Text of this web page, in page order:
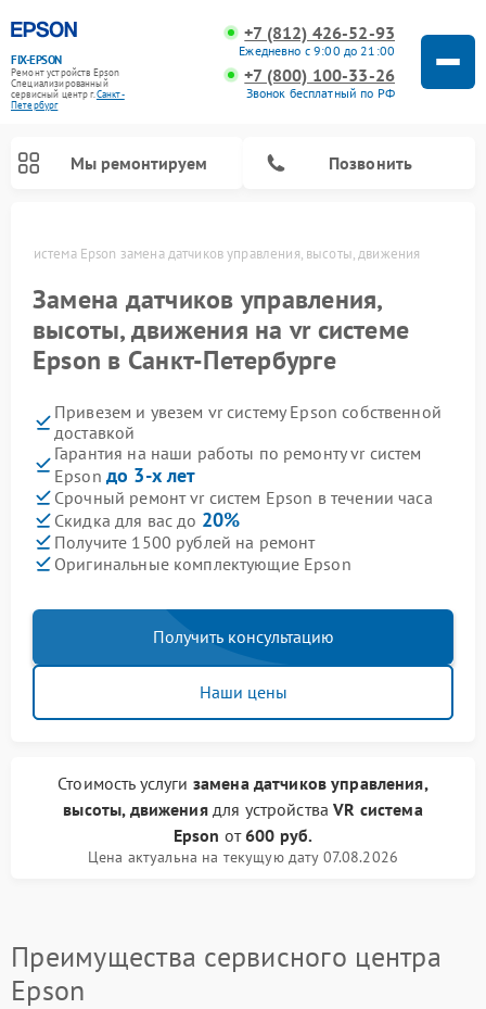
FIX-EPSON
Ремонт устройств Epson
Специализированный
cервисный центр г.Санкт-
Петербург
+7 (812) 426-52-93
Ежедневно с 9:00 до 21:00
+7 (800) 100-33-26
Звонок бесплатный по РФ
Мы ремонтируем Позвонить
VR система Epson замена датчиков управления, высоты, движения
Замена датчиков управления,
высоты, движения на vr системе
Epson в Санкт-Петербурге
Привезем и увезем vr систему Epson собственной
доставкой
Гарантия на наши работы по ремонту vr систем
Epson до 3-х лет
Срочный ремонт vr систем Epson в течении часа
Скидка для вас до 20%
Получите 1500 рублей на ремонт
Оригинальные комплектующие Epson
Получить консультацию
Наши цены
Стоимость услуги замена датчиков управления,
высоты, движениядля устройстваVR система
Epson от600 руб.
Цена актуальна на текущую дату 07.08.2026
Преимущества сервисного центра
Epson